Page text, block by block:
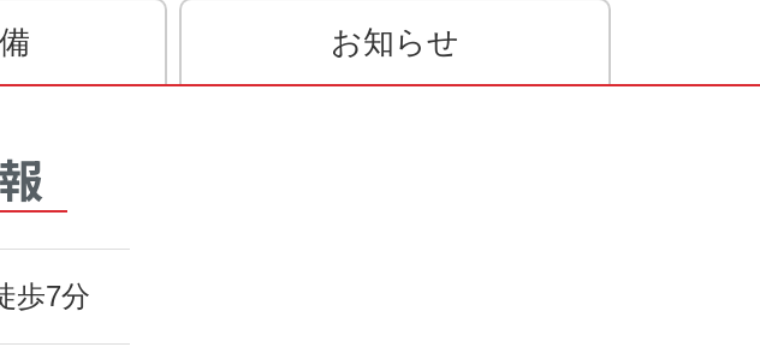
お知らせ
歩7分